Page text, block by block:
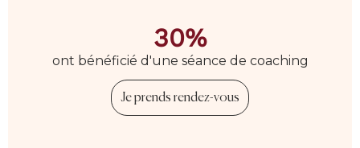
30%
ont bénéficié d'une séance de coaching
Je prends rendez-vous